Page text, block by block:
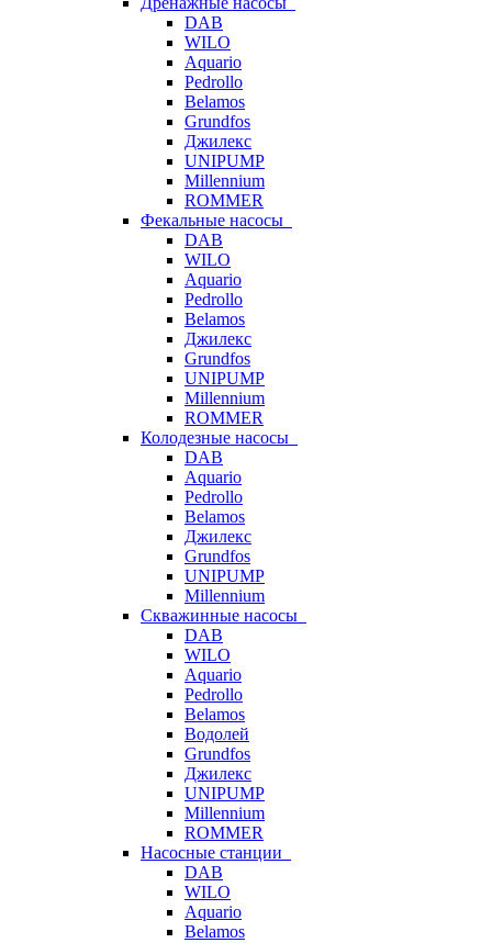
DAB
WILO
Aquario
Pedrollo
Belamos
Grundfos
Джилекс
UNIPUMP
Millennium
ROMMER
Фекальные насосы
DAB
WILO
Aquario
Pedrollo
Belamos
Джилекс
Grundfos
UNIPUMP
Millennium
ROMMER
Колодезные насосы
DAB
Aquario
Pedrollo
Belamos
Джилекс
Grundfos
UNIPUMP
Millennium
Скважинные насосы
DAB
WILO
Aquario
Pedrollo
Belamos
Водолей
Grundfos
Джилекс
UNIPUMP
Millennium
ROMMER
Насосные станции
DAB
WILO
Aquario
Belamos